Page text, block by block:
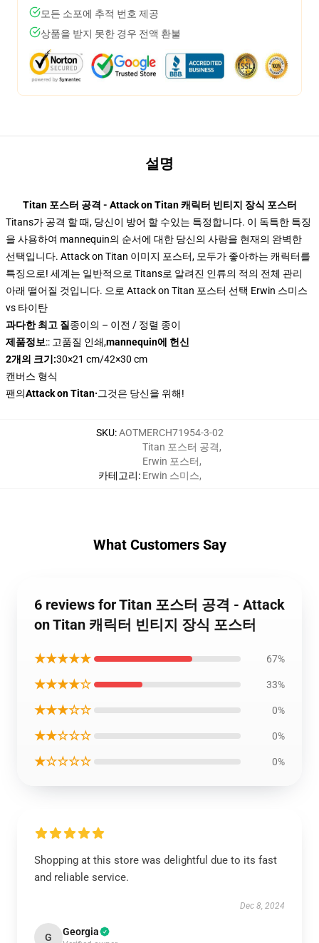
모든 소포에 추적 번호 제공
상품을 받지 못한 경우 전액 환불
설명
Titan 포스터 공격 - Attack on Titan 캐릭터 빈티지 장식 포스터
Titans가 공격 할 때, 당신이 방어 할 수있는 특정합니다. 이 독특한 특징
을 사용하여 mannequin의 순서에 대한 당신의 사랑을 현재의 완벽한
선택입니다. Attack on Titan 이미지 포스터, 모두가 좋아하는 캐릭터를
특징으로! 세계는 일반적으로 Titans로 알려진 인류의 적의 전체 관리
아래 떨어질 것입니다. 으로 Attack on Titan 포스터 선택 Erwin 스미스
vs 타이탄
과다한 최고 질 종이의 – 이전 / 정렬 종이
제품정보:: 고품질 인쇄,mannequin에 헌신
2개의 크기:30×21 cm/42×30 cm
캔버스 형식
팬의Attack on Titan·그것은 당신을 위해!
SKU:AOTMERCH71954-3-02
카테고리:
Titan 포스터 공격,
Erwin 포스터,
Erwin 스미스,
What Customers Say
6 reviews for Titan 포스터 공격 - Attack
on Titan 캐릭터 빈티지 장식 포스터
★★★★★ 67%
★★★★☆ 33%
★★★☆☆ 0%
★★☆☆☆ 0%
★☆☆☆☆ 0%
Shopping at this store was delightful due to its fast
and reliable service.
Dec 8, 2024
G Georgia